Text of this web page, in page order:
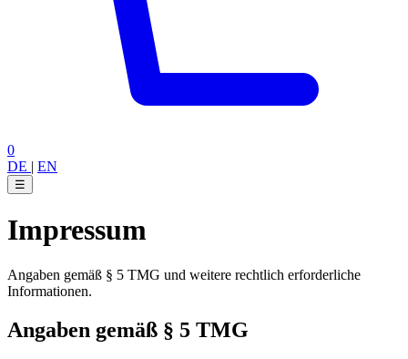
0
DE | EN
☰
Impressum
Angaben gemäß § 5 TMG und weitere rechtlich erforderliche
Informationen.
Angaben gemäß § 5 TMG